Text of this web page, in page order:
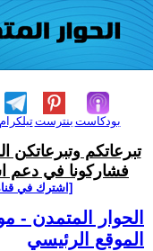
تيلكرامبنترست بودكاست
تبرعاتكم وتبرعاتكن
فشاركونا في دعم
[اشترك في
الحوار المتمدن -
الموقع الرئيسي